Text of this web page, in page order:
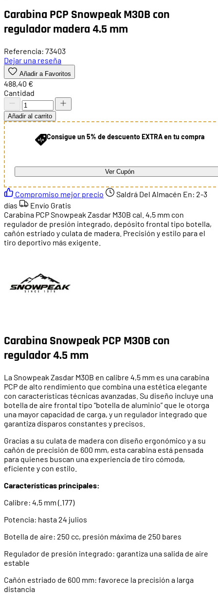
Carabina PCP Snowpeak M30B con
regulador madera 4.5 mm
Referencia: 73403
Dejar una reseña
Añadir a Favoritos
488,40 €
Cantidad
Añadir al carrito
Consigue un 5% de descuento EXTRA en tu compra
Ver Cupón
Compromiso mejor precio Saldrá Del Almacén En: 2-3
días
Envío Gratis
Carabina PCP Snowpeak Zasdar M30B cal. 4,5 mm con
regulador de presión integrado, depósito frontal tipo botella,
cañón estriado y culata de madera. Precisión y estilo para el
tiro deportivo más exigente.
Carabina Snowpeak PCP M30B con
regulador 4.5 mm
La Snowpeak Zasdar M30B en calibre 4,5 mm es una carabina
PCP de alto rendimiento que combina una estética elegante
con características técnicas avanzadas. Su diseño incluye una
botella de aire frontal tipo “botella de aluminio” que le otorga
una mayor capacidad de carga, y un regulador integrado que
garantiza disparos constantes y precisos.
Gracias a su culata de madera con diseño ergonómico y a su
cañón de precisión de 600 mm, esta carabina está pensada
para quienes buscan una experiencia de tiro cómoda,
eficiente y con estilo.
Características principales:
Calibre: 4,5 mm (.177)
Potencia: hasta 24 julios
Botella de aire: 250 cc, presión máxima de 250 bares
Regulador de presión integrado: garantiza una salida de aire
estable
Cañón estriado de 600 mm: favorece la precisión a larga
distancia